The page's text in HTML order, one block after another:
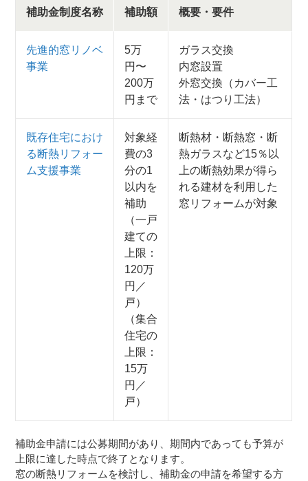
補助金制度名称 補助額 概要・要件
先進的窓リノベ
事業
5万
円〜
200万
円まで
ガラス交換
内窓設置
外窓交換（カバー工
法・はつり工法）
既存住宅におけ
る断熱リフォー
ム支援事業
対象経
費の3
分の1
以内を
補助
（一戸
建ての
上限：
120万
円／
戸）
（集合
住宅の
上限：
15万
円／
戸）
断熱材・断熱窓・断
熱ガラスなど15％以
上の断熱効果が得ら
れる建材を利用した
窓リフォームが対象
補助金申請には公募期間があり、期間内であっても予算が
上限に達した時点で終了となります。
窓の断熱リフォームを検討し、補助金の申請を希望する方